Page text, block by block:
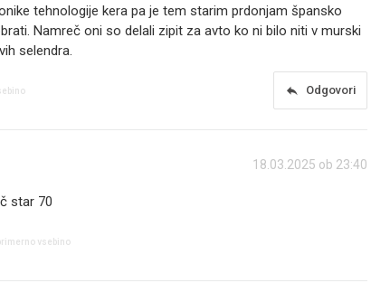
tehnologije kera pa je tem starim prdonjam špansko
Namreč oni so delali zipit za avto ko ni bilo niti v murski
selendra.
reply Odgovori
18.03.2025 ob 23:40
star 70
vsebino